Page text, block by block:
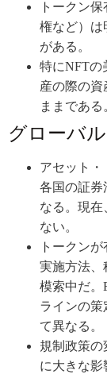
トークン
権など）は
がある。
特にNFTの
産の際の
ままである
グローバ
アセット・
各国の証券
なる。現在
ない。
トークン
実施方法、
模索中だ。
ラインの策
て異なる。
規制政策の
に大きな影